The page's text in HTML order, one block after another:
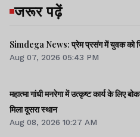
जरूर पढ़ें
Simdega News: प्रेम प्रसंग में युवक को
Aug 07, 2026 05:43 PM
महात्मा गांधी मनरेगा में उत्कृष्ट कार्य के लिए
मिला दूसरा स्थान
Aug 08, 2026 10:27 AM